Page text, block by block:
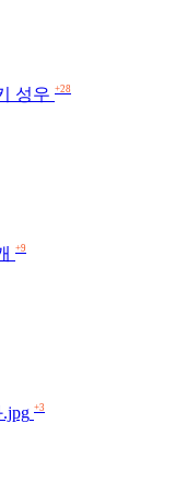
성우 +28
+9
+3